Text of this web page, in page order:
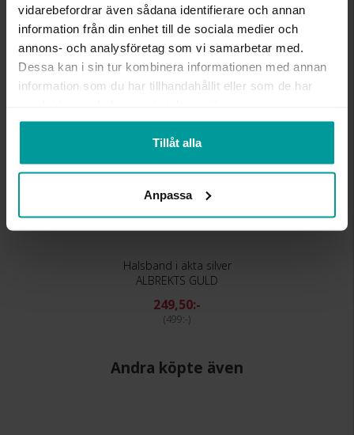
vidarebefordrar även sådana identifierare och annan
information från din enhet till de sociala medier och
annons- och analysföretag som vi samarbetar med.
Dessa kan i sin tur kombinera informationen med annan
information som du har tillhandahållit eller som de har
Tillåt alla
Anpassa
Liknande produkter
Halsband i äkta silver
ALBREKTS GULD
249,50:-
499:-
Andra köpte även